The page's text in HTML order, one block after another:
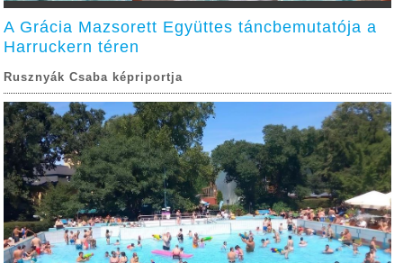
A Grácia Mazsorett Együttes táncbemutatója a
Harruckern téren
Rusznyák Csaba képriportja